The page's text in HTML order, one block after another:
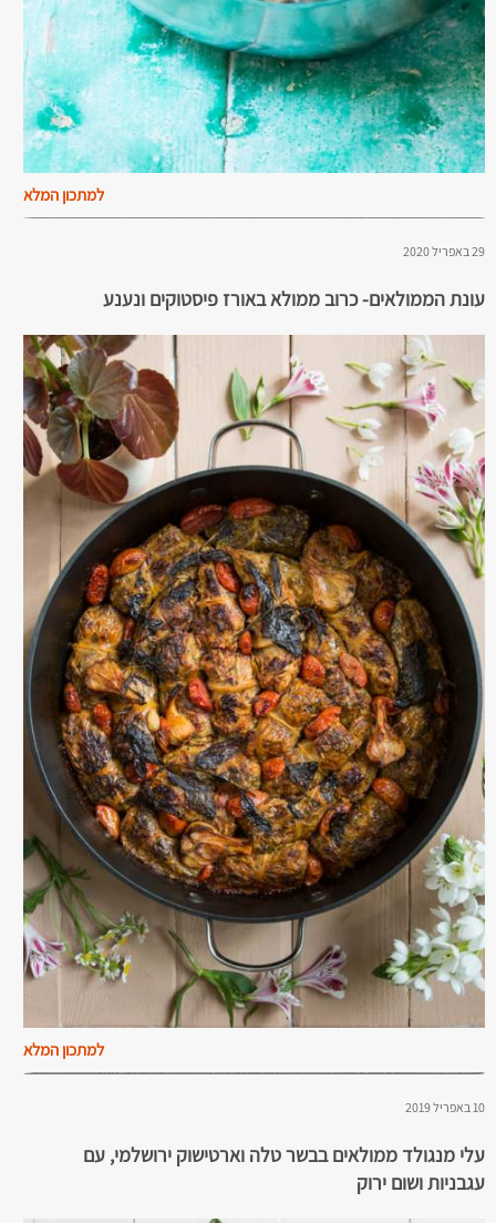
למתכון המלא
29 באפריל 2020
עונת הממולאים- כרוב ממולא באורז פיסטוקים ונענע
למתכון המלא
10 באפריל 2019
עלי מנגולד ממולאים בבשר טלה וארטישוק ירושלמי, עם
עגבניות ושום ירוק